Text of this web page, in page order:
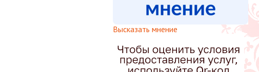
Высказать мнение